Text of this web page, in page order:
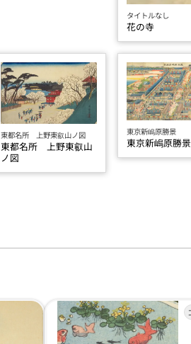
タイトルなし
花の寺
東都名所 上野東叡山ノ図
東都名所 上野東叡山
ノ図
東京新嶋原勝景
東京新嶋原勝景